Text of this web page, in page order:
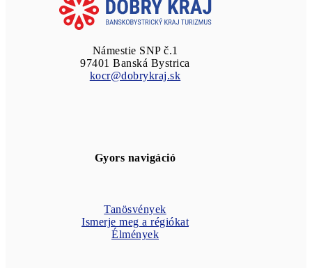
Námestie SNP č.1
97401 Banská Bystrica
kocr@dobrykraj.sk
Gyors navigáció
Tanösvények
Ismerje meg a régiókat
Élmények